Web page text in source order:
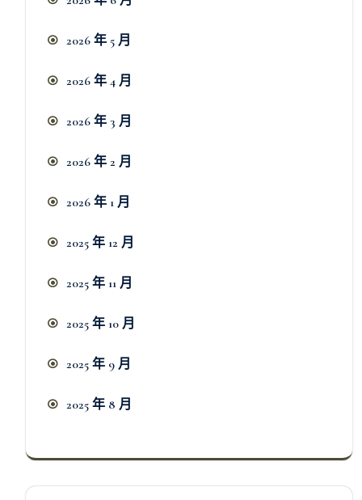
2026 年 5 月
2026 年 4 月
2026 年 3 月
2026 年 2 月
2026 年 1 月
2025 年 12 月
2025 年 11 月
2025 年 10 月
2025 年 9 月
2025 年 8 月